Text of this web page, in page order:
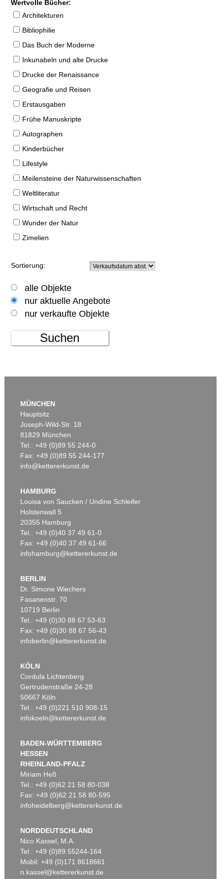
Wertvolle Bücher:
Architekturen
Bibliophilie
Das Buch der Moderne
Inkunabeln und alte Drucke
Drucke der Renaissance
Geografie und Reisen
Erstausgaben
Frühe Manuskripte
Autographen
Kinderbücher
Lifestyle
Meilensteine der Naturwissenschaften
Weltliteratur
Wirtschaft und Recht
Wunder der Natur
Zimelien
Sortierung:
alle Objekte
nur aktuelle Angebote
nur verkaufte Objekte
Suchen
MÜNCHEN
Hauptsitz
Joseph-Wild-Str. 18
81829 München
Tel.: +49 (0)89 55 244-0
Fax: +49 (0)89 55 244-177
info@kettererkunst.de
HAMBURG
Louisa von Saucken / Undine Schleifer
Holstenwall 5
20355 Hamburg
Tel.: +49 (0)40 37 49 61-0
Fax: +49 (0)40 37 49 61-66
infohamburg@kettererkunst.de
BERLIN
Dr. Simone Wiechers
Fasanenstr. 70
10719 Berlin
Tel.: +49 (0)30 88 67 53-63
Fax: +49 (0)30 88 67 56-43
infoberlin@kettererkunst.de
KÖLN
Cordula Lichtenberg
Gertrudenstraße 24-28
50667 Köln
Tel.: +49 (0)221 510 908-15
infokoeln@kettererkunst.de
BADEN-WÜRTTEMBERG
HESSEN
RHEINLAND-PFALZ
Miriam Heß
Tel.: +49 (0)62 21 58 80-038
Fax: +49 (0)62 21 58 80-595
infoheidelberg@kettererkunst.de
NORDDEUTSCHLAND
Nico Kassel, M.A.
Tel.: +49 (0)89 55244-164
Mobil: +49 (0)171 8618661
n.kassel@kettererkunst.de